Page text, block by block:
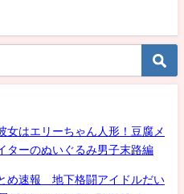
はエリーちゃん人形！豆腐メ
ターのぬいぐるみ男子末路編
め速報 地下格闘アイドルだい